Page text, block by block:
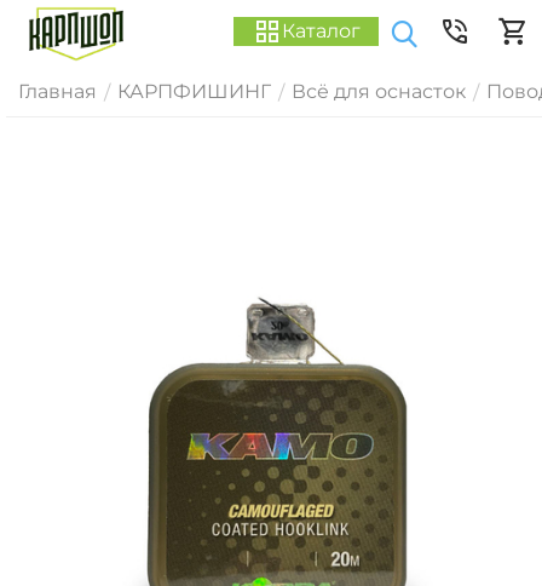
Каталог
Главная / КАРПФИШИНГ / Всё для оснасток /